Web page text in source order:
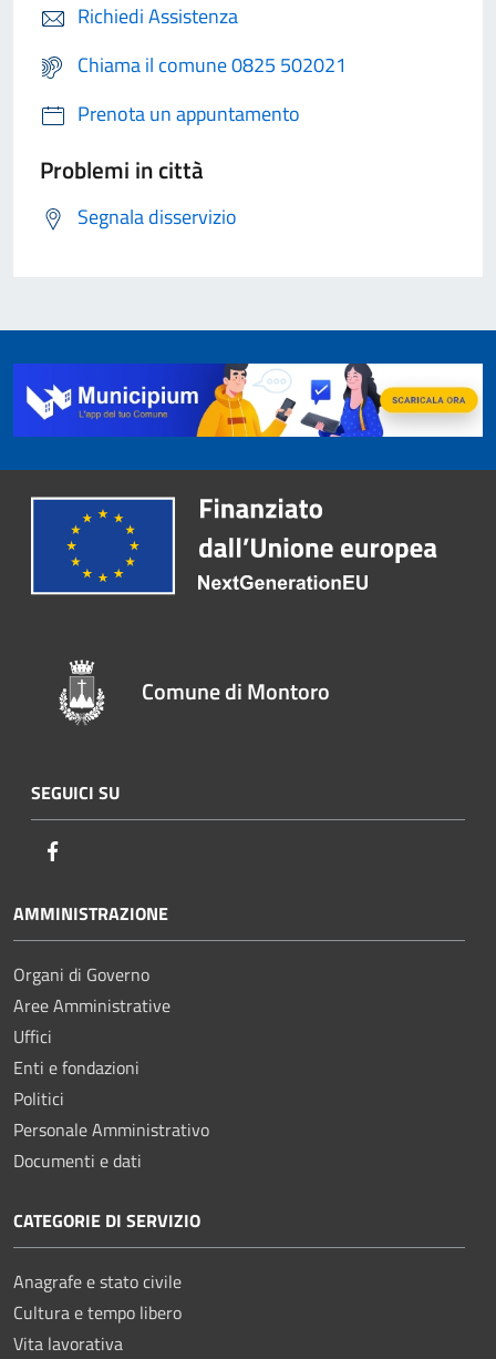
Richiedi Assistenza
Chiama il comune 0825 502021
Prenota un appuntamento
Problemi in città
Segnala disservizio
Comune di Montoro
SEGUICI SU
AMMINISTRAZIONE
Organi di Governo
Aree Amministrative
Uffici
Enti e fondazioni
Politici
Personale Amministrativo
Documenti e dati
CATEGORIE DI SERVIZIO
Anagrafe e stato civile
Cultura e tempo libero
Vita lavorativa